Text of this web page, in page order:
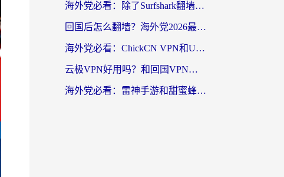
海外党必看：除了Surfshark翻墙回国，这些加速器选择技巧你真的懂吗？
回国后怎么翻墙？海外党2026最新无缝访问国内资源全攻略（附对比实测）
海外党必看：ChickCN VPN和UfunR VPN对比哪个回国效果更好？附实用选择指南
云极VPN好用吗？和回国VPN对比哪个回国效果更好？海外党亲测避坑指南
海外党必看：雷神手游和甜蜜蜂好用吗？3步选对回国加速器无缝刷国内资源